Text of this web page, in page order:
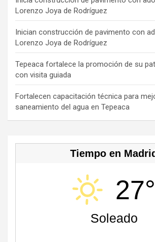
k
e
C
h
a
n
n
el
Lorenzo Joya de Rodríguez
Inician construcción de pavimento con
Lorenzo Joya de Rodríguez
Tepeaca fortalece la promoción de su
con visita guiada
Fortalecen capacitación técnica para
saneamiento del agua en Tepeaca
Tiempo en
27°
Soleado